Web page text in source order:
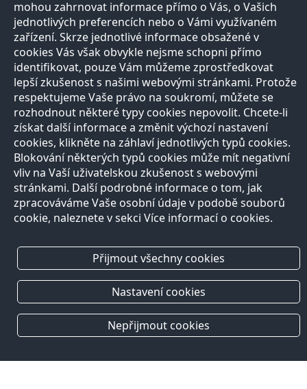
mohou zahrnovat informace přímo o Vás, o Vašich
jednotlivých preferencích nebo o Vámi využívaném
zařízení. Skrze jednotlivé informace obsažené v
cookies Vás však obvykle nejsme schopni přímo
identifikovat, pouze Vám můžeme zprostředkovat
lepší zkušenost s našimi webovými stránkami. Protože
respektujeme Vaše právo na soukromí, můžete se
rozhodnout některé typy cookies nepovolit. Chcete-li
získat další informace a změnit výchozí nastavení
cookies, klikněte na záhlaví jednotlivých typů cookies.
Blokování některých typů cookies může mít negativní
vliv na Vaší uživatelskou zkušenost s webovými
stránkami. Další podrobné informace o tom, jak
zpracováváme Vaše osobní údaje v podobě souborů
cookie, naleznete v sekci Více informací o cookies.
Přijmout všechny cookies
Nastavení cookies
Nepřijmout cookies